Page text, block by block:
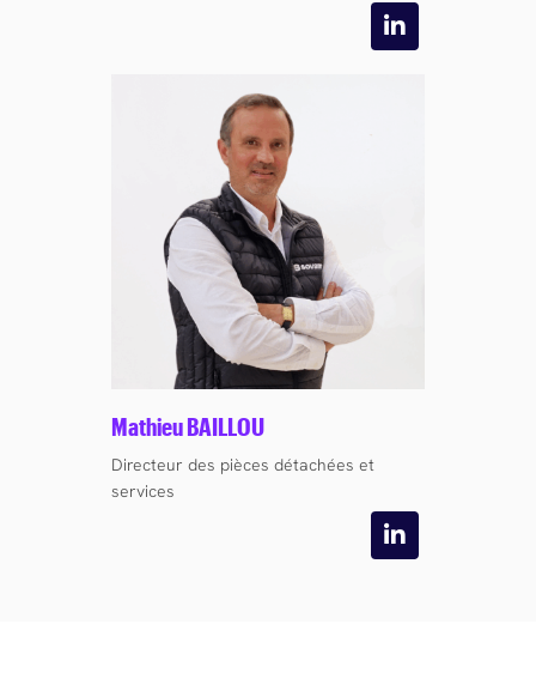
Mathieu BAILLOU
Directeur des pièces détachées et
services